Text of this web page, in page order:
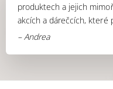
produktech a jejich
akcích a dárečcích, které
– Andrea